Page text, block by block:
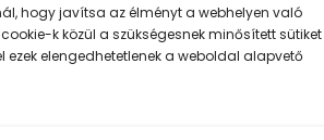
hogy javítsa az élményt a webhelyen való
k közül a szükségesnek minősített sütiket
ezek elengedhetetlenek a weboldal alapvető